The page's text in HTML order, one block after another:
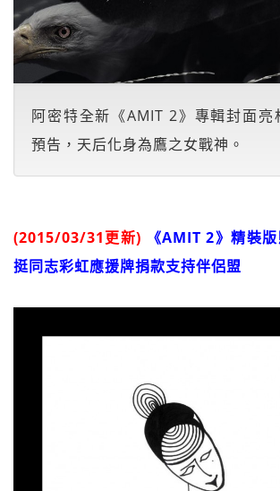
阿密特全新《AMIT 2》專輯封面亮
預告，天后化身為鷹之女戰神。
(2015/03/31更新)
《AMIT 2》精裝
挺同志彩虹應援牌捐款支持伴侶盟